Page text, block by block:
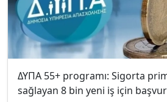
ΔΥΠΑ 55+ programı: Sigorta
sağlayan 8 bin yeni iş için